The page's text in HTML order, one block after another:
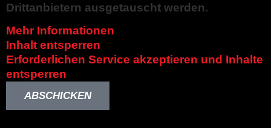
Drittanbietern ausgetauscht werden.
Mehr Informationen
Inhalt entsperren
Erforderlichen Service akzeptieren und Inhalte
entsperren
ABSCHICKEN